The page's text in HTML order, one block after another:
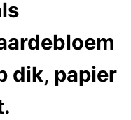
dik, papier